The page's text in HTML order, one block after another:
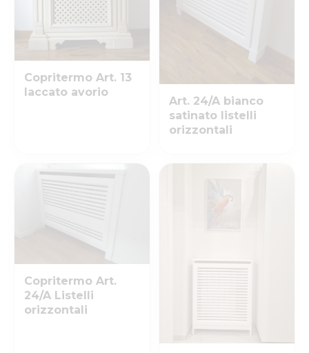
Copritermo Art. 13
laccato avorio
Art. 24/A bianco
satinato listelli
orizzontali
Copritermo Art.
24/A Listelli
orizzontali